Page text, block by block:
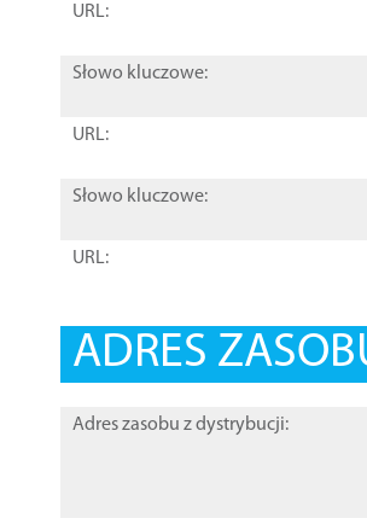
URL:
Słowo kluczowe:
URL:
Słowo kluczowe:
URL:
ADRES
Adres zasobu z dystrybucji: